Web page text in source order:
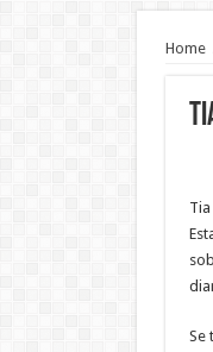
Home
Se